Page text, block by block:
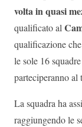
volta in quasi
qualificato al
qualificazione
le sole 16
parteciperanno al
La squadra ha
raggiungendo le